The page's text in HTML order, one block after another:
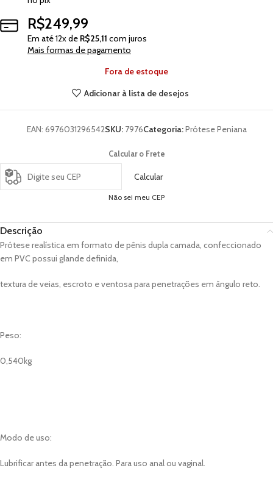
R$249,99
Em até12x de R$25,11 com juros
Mais formas de pagamento
Fora de estoque
Adicionar à lista de desejos
EAN: 6976031296542SKU: 7976Categoria:Prótese Peniana
Calcular o Frete
Calcular
Não sei meu CEP
Descrição
Prótese realística em formato de pênis dupla camada, confeccionado
em PVC possui glande definida,
textura de veias, escroto e ventosa para penetrações em ângulo reto.
Peso:
0,540kg
Modo de uso:
Lubrificar antes da penetração. Para uso anal ou vaginal.